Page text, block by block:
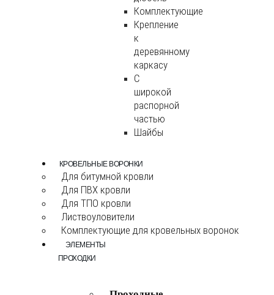
Комплектующие
Крепление
к
деревянному
каркасу
С
широкой
распорной
частью
Шайбы
КРОВЕЛЬНЫЕ ВОРОНКИ
Для битумной кровли
Для ПВХ кровли
Для ТПО кровли
Листвоуловители
Комплектующие для кровельных воронок
ЭЛЕМЕНТЫ
ПРОХОДКИ